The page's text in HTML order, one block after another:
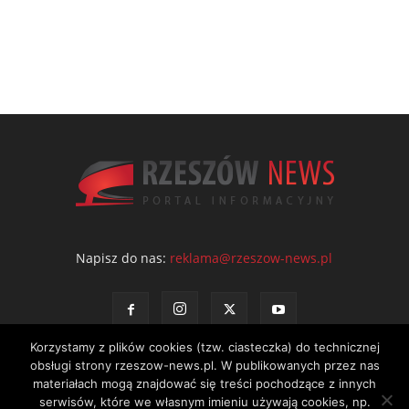
Napisz do nas: reklama@rzeszow-news.pl
Kontakt Polityka prywatności Regulamin portalu
Korzystamy z plików cookies (tzw. ciasteczka) do technicznej
obsługi strony rzeszow-news.pl. W publikowanych przez nas
materiałach mogą znajdować się treści pochodzące z innych
serwisów, które we własnym imieniu używają cookies, np.